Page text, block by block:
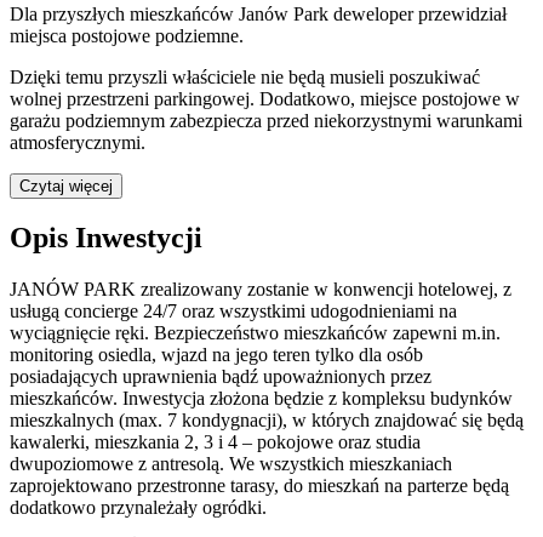
Dla przyszłych mieszkańców Janów Park deweloper przewidział
miejsca postojowe podziemne.
Dzięki temu przyszli właściciele nie będą musieli poszukiwać
wolnej przestrzeni parkingowej. Dodatkowo, miejsce postojowe w
garażu podziemnym zabezpiecza przed niekorzystnymi warunkami
atmosferycznymi.
Czytaj więcej
Opis Inwestycji
JANÓW PARK zrealizowany zostanie w konwencji hotelowej, z
usługą concierge 24/7 oraz wszystkimi udogodnieniami na
wyciągnięcie ręki. Bezpieczeństwo mieszkańców zapewni m.in.
monitoring osiedla, wjazd na jego teren tylko dla osób
posiadających uprawnienia bądź upoważnionych przez
mieszkańców. Inwestycja złożona będzie z kompleksu budynków
mieszkalnych (max. 7 kondygnacji), w których znajdować się będą
kawalerki, mieszkania 2, 3 i 4 – pokojowe oraz studia
dwupoziomowe z antresolą. We wszystkich mieszkaniach
zaprojektowano przestronne tarasy, do mieszkań na parterze będą
dodatkowo przynależały ogródki.